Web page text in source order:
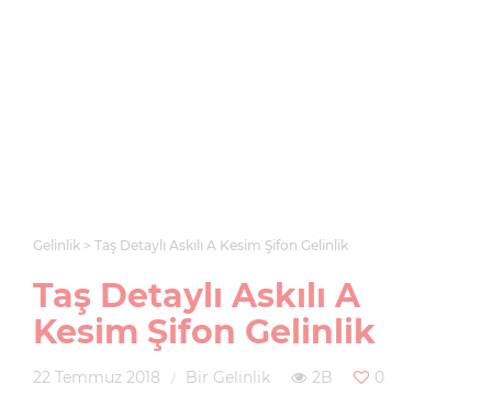
Gelinlik Taş Detaylı Askılı A Kesim Şifon Gelinlik
Taş Detaylı Askılı A
Kesim Şifon Gelinlik
22 Temmuz 2018 Bir Gelinlik 2B 0